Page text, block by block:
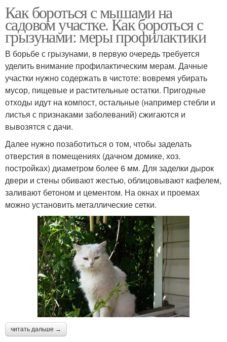
Как бороться с мышами на
садовом участке. Как бороться с
грызунами: меры профилактики
В борьбе с грызунами, в первую очередь требуется
уделить внимание профилактическим мерам. Дачные
участки нужно содержать в чистоте: вовремя убирать
мусор, пищевые и растительные остатки. Пригодные
отходы идут на компост, остальные (например стебли и
листья с признаками заболеваний) сжигаются и
вывозятся с дачи.
Далее нужно позаботиться о том, чтобы заделать
отверстия в помещениях (дачном домике, хоз.
постройках) диаметром более 6 мм. Для заделки дырок
двери и стены обивают жестью, облицовывают кафелем,
заливают бетоном и цементом. На окнах и проемах
можно установить металлические сетки.
читать дальше →